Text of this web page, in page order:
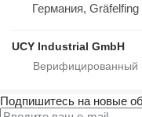
Германия, Gräfelfing
UCY Industrial GmbH
Подпишитесь на новые